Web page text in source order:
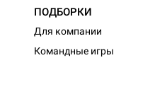
ПОДБОРКИ
Для компании
Командные игры